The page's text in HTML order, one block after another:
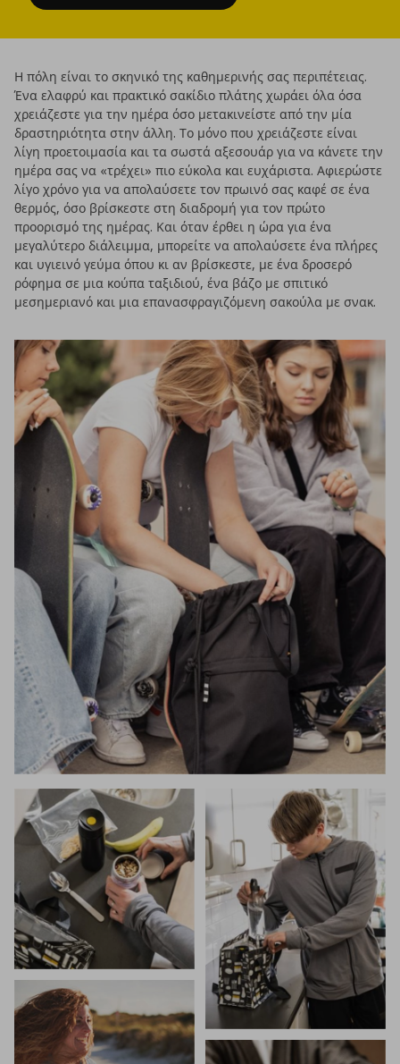
Η πόλη είναι το σκηνικό της καθημερινής σας περιπέτειας.
Ένα ελαφρύ και πρακτικό σακίδιο πλάτης χωράει όλα όσα
χρειάζεστε για την ημέρα όσο μετακινείστε από την μία
δραστηριότητα στην άλλη. Το μόνο που χρειάζεστε είναι
λίγη προετοιμασία και τα σωστά αξεσουάρ για να κάνετε την
ημέρα σας να «τρέχει» πιο εύκολα και ευχάριστα. Αφιερώστε
λίγο χρόνο για να απολαύσετε τον πρωινό σας καφέ σε ένα
θερμός, όσο βρίσκεστε στη διαδρομή για τον πρώτο
προορισμό της ημέρας. Και όταν έρθει η ώρα για ένα
μεγαλύτερο διάλειμμα, μπορείτε να απολαύσετε ένα πλήρες
και υγιεινό γεύμα όπου κι αν βρίσκεστε, με ένα δροσερό
ρόφημα σε μια κούπα ταξιδιού, ένα βάζο με σπιτικό
μεσημεριανό και μια επανασφραγιζόμενη σακούλα με σνακ.